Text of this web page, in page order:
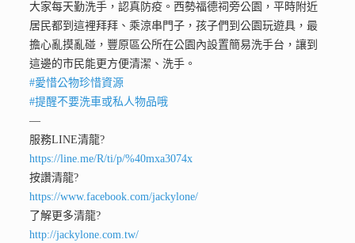
大家每天勤洗手，認真防疫。西勢福德祠旁公園，平時附近
居民都到這裡拜拜、乘涼串門子，孩子們到公園玩遊具，最
擔心亂摸亂碰，豐原區公所在公園內設置簡易洗手台，讓到
這邊的市民能更方便清潔、洗手。
#愛惜公物珍惜資源
#提醒不要洗車或私人物品哦
—
服務LINE清龍?
https://line.me/R/ti/p/%40mxa3074x
按讚清龍?
https://www.facebook.com/jackylone/
了解更多清龍?
http://jackylone.com.tw/